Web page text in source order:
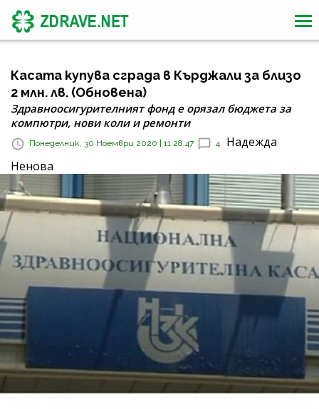
Касата купува сграда в Кърджали за близо
2 млн. лв. (Обновена)
Здравноосигурителният фонд е орязал бюджета за
компютри, нови коли и ремонти
Понеделник, 30 Ноември 2020 | 11:28:47 4
Надежда
Ненова